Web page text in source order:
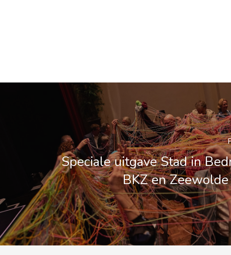
Speciale uitgave Stad in
BKZ en